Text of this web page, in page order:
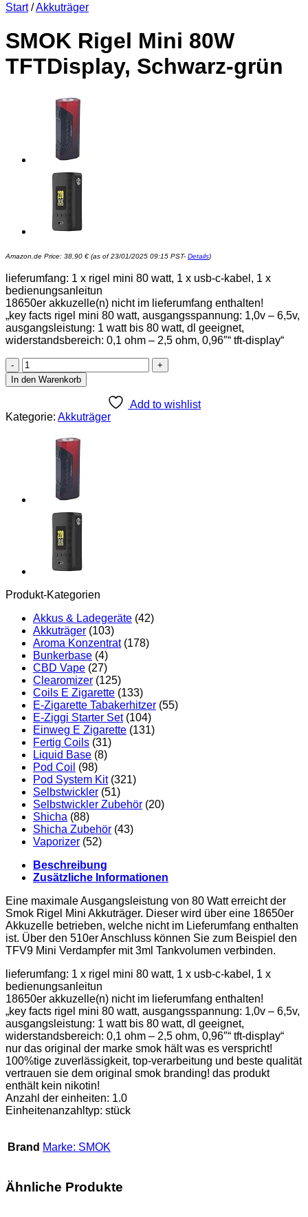
Start /Akkuträger
SMOK Rigel Mini 80W
TFTDisplay, Schwarz-grün
Amazon.de Price: 38,90 € (as of 23/01/2025 09:15 PST- Details)
lieferumfang: 1 x rigel mini 80 watt, 1 x usb-c-kabel, 1 x
bedienungsanleitun
18650er akkuzelle(n) nicht im lieferumfang enthalten!
„key facts rigel mini 80 watt, ausgangsspannung: 1,0v – 6,5v,
ausgangsleistung: 1 watt bis 80 watt, dl geeignet,
widerstandsbereich: 0,1 ohm – 2,5 ohm, 0,96″“ tft-display“
SMOK
Rigel
Mini
TFTDisplay,
Schwarz-
In den Warenkorb
Add to wishlist
Kategorie: Akkuträger
Produkt-Kategorien
Akkus & Ladegeräte (42)
Akkuträger (103)
Aroma Konzentrat (178)
Bunkerbase (4)
CBD Vape (27)
Clearomizer (125)
Coils E Zigarette (133)
E-Zigarette Tabakerhitzer (55)
E-Ziggi Starter Set (104)
Einweg E Zigarette (131)
Fertig Coils (31)
Liquid Base (8)
Pod Coil (98)
Pod System Kit (321)
Selbstwickler (51)
Selbstwickler Zubehör (20)
Shicha (88)
Shicha Zubehör (43)
Vaporizer (52)
Beschreibung
Zusätzliche Informationen
Eine maximale Ausgangsleistung von 80 Watt erreicht der
Smok Rigel Mini Akkuträger. Dieser wird über eine 18650er
Akkuzelle betrieben, welche nicht im Lieferumfang enthalten
ist. Über den 510er Anschluss können Sie zum Beispiel den
TFV9 Mini Verdampfer mit 3ml Tankvolumen verbinden.
lieferumfang: 1 x rigel mini 80 watt, 1 x usb-c-kabel, 1 x
bedienungsanleitun
18650er akkuzelle(n) nicht im lieferumfang enthalten!
„key facts rigel mini 80 watt, ausgangsspannung: 1,0v – 6,5v,
ausgangsleistung: 1 watt bis 80 watt, dl geeignet,
widerstandsbereich: 0,1 ohm – 2,5 ohm, 0,96″“ tft-display“
nur das original der marke smok hält was es verspricht!
100%tige zuverlässigkeit, top-verarbeitung und beste qualität
vertrauen sie dem original smok branding! das produkt
enthält kein nikotin!
Anzahl der einheiten: 1.0
Einheitenanzahltyp: stück
Brand Marke: SMOK
Ähnliche Produkte